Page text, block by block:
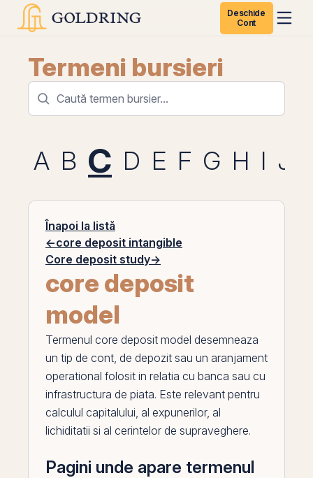
Deschide
Cont
Termeni bursieri
A B C D E F G H I J
Înapoi la listă
←core deposit intangible
Core deposit study→
core deposit
model
Termenul core deposit model desemneaza
un tip de cont, de depozit sau un aranjament
operational folosit in relatia cu banca sau cu
infrastructura de piata. Este relevant pentru
calculul capitalului, al expunerilor, al
lichiditatii si al cerintelor de supraveghere.
Pagini unde apare termenul